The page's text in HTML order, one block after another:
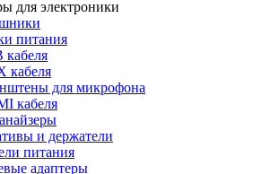
для электроники
питания
кабеля
кабеля
для микрофона
кабеля
и держатели
питания
адаптеры